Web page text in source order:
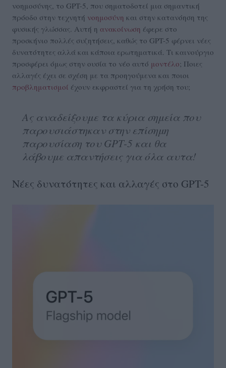
νοημοσύνης, το GPT-5, που σηματοδοτεί μια σημαντική
πρόοδο στην τεχνητή νοημοσύνη και στην κατανόηση της
φυσικής γλώσσας. Αυτή η ανακοίνωση έφερε στο
προσκήνιο πολλές συζητήσεις, καθώς το GPT-5 φέρνει νέες
δυνατότητες αλλά και κάποια ερωτηματικά. Τι καινούργιο
προσφέρει όμως στην ουσία το νέο αυτό μοντέλο; Ποιες
αλλαγές έχει σε σχέση με τα προηγούμενα και ποιοι
προβληματισμοί έχουν εκφραστεί για τη χρήση του;
Aς αναδείξουμε τα κύρια σημεία που
παρουσιάστηκαν στην επίσημη
παρουσίαση του GPT-5 και θα
λάβουμε απαντήσεις για όλα αυτα!
Νέες δυνατότητες και αλλαγές στο GPT-5